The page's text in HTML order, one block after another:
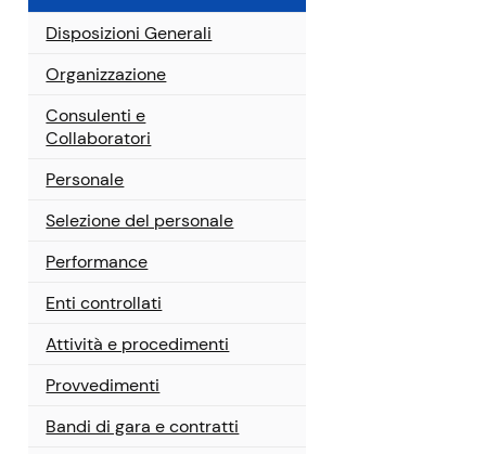
Disposizioni Generali
Organizzazione
Consulenti e
Collaboratori
Personale
Selezione del personale
Performance
Enti controllati
Attività e procedimenti
Provvedimenti
Bandi di gara e contratti